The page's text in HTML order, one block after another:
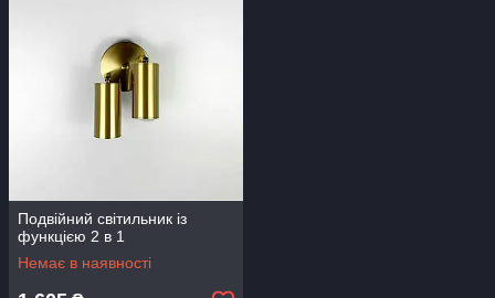
Подвійний світильник із
функцією 2 в 1
Немає в наявності